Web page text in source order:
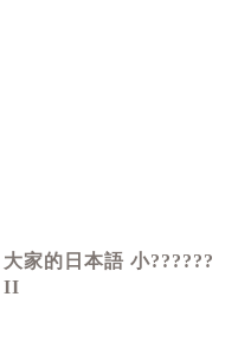
大家的日本語 小??????
II